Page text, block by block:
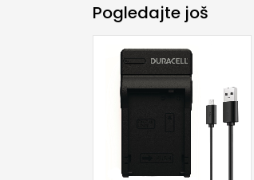
Pogledajte još